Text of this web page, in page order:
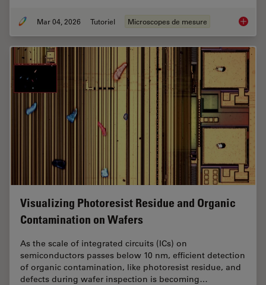
Mar 04, 2026 Tutoriel Microscopes de mesure
Visualizing Photoresist Residue and Organic
Contamination on Wafers
As the scale of integrated circuits (ICs) on
semiconductors passes below 10 nm, efficient detection
of organic contamination, like photoresist residue, and
defects during wafer inspection is becoming…